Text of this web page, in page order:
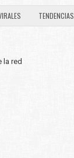
TENDENCIAS
la red